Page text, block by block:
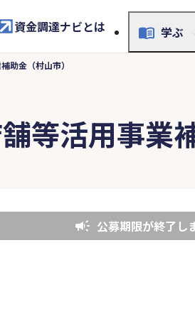
資金調達ナビとは 学ぶ
助金（村山市）
等活用事業
公募期限が終了し